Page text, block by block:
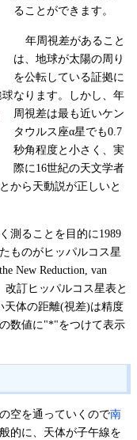
ることができます。
年周視差があること
は、地球が太陽の周り
を公転している証拠に
なります。しかし、年
周視差は最も近いケン
タウルス座α星でも0.7
秒角程度と小さく、実
際に16世紀の天文学者
から天動説が正しいと
測ることを目的に1989
ものがヒッパルコス星
New Reduction, van
改訂ヒッパルコス星表と
天体の距離(視差)は精度
数値に"*"をつけて表示
空を通っていくので南
的に、天体が子午線を